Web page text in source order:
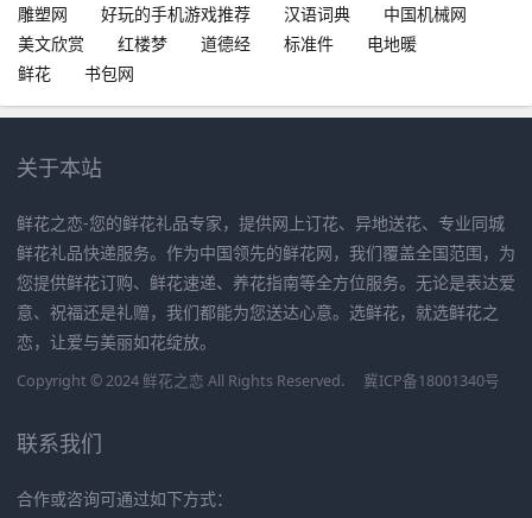
雕塑网
好玩的手机游戏推荐 汉语词典
中国机械网
美文欣赏
红楼梦 道德经 标准件
电地暖
鲜花
书包网
关于本站
鲜花之恋-您的鲜花礼品专家，提供网上订花、异地送花、专业同城
鲜花礼品快递服务。作为中国领先的鲜花网，我们覆盖全国范围，为
您提供鲜花订购、鲜花速递、养花指南等全方位服务。无论是表达爱
意、祝福还是礼赠，我们都能为您送达心意。选鲜花，就选鲜花之
恋，让爱与美丽如花绽放。
Copyright © 2024 鲜花之恋 All Rights Reserved. 冀ICP备18001340号
联系我们
合作或咨询可通过如下方式：